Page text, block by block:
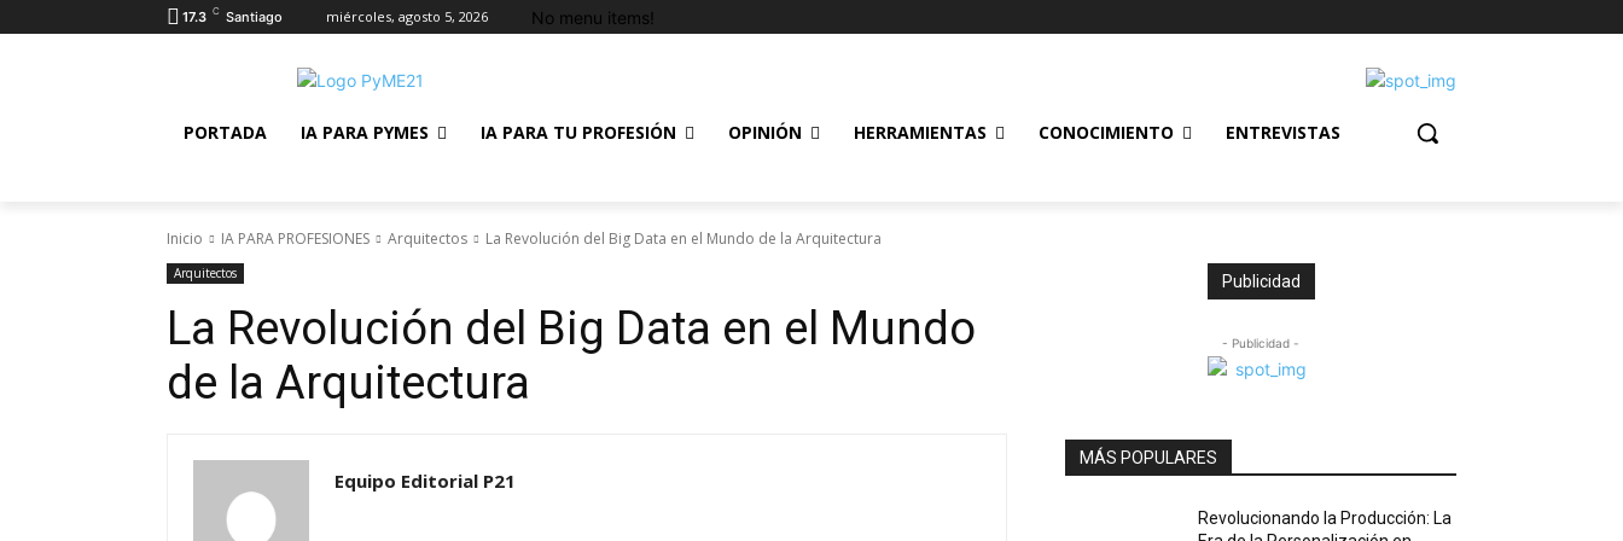
17.3 C Santiago miércoles, agosto 5, 2026 No menu items!
PORTADA IA PARA PYMES IA PARA TU PROFESIÓN OPINIÓN HERRAMIENTAS CONOCIMIENTO ENTREVISTAS
Inicio IA PARA PROFESIONES Arquitectos La Revolución del Big Data en el Mundo de la Arquitectura
Arquitectos
La Revolución del Big Data en el Mundo
de la Arquitectura
Equipo Editorial P21
Publicidad
- Publicidad -
MÁS POPULARES
Revolucionando la Producción: La